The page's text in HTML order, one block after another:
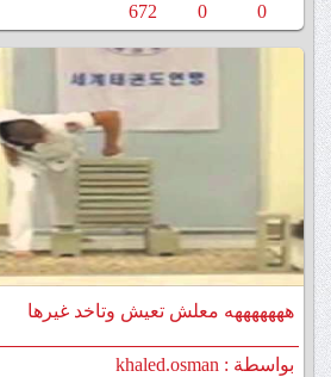
0
0
672
هههههههه معلش تعيش وتاخد غيرها
بواسطة : khaled.osman